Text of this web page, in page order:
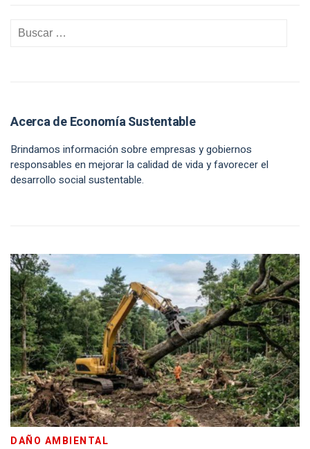
Acerca de Economía Sustentable
Brindamos información sobre empresas y gobiernos
responsables en mejorar la calidad de vida y favorecer el
desarrollo social sustentable.
DAÑO AMBIENTAL